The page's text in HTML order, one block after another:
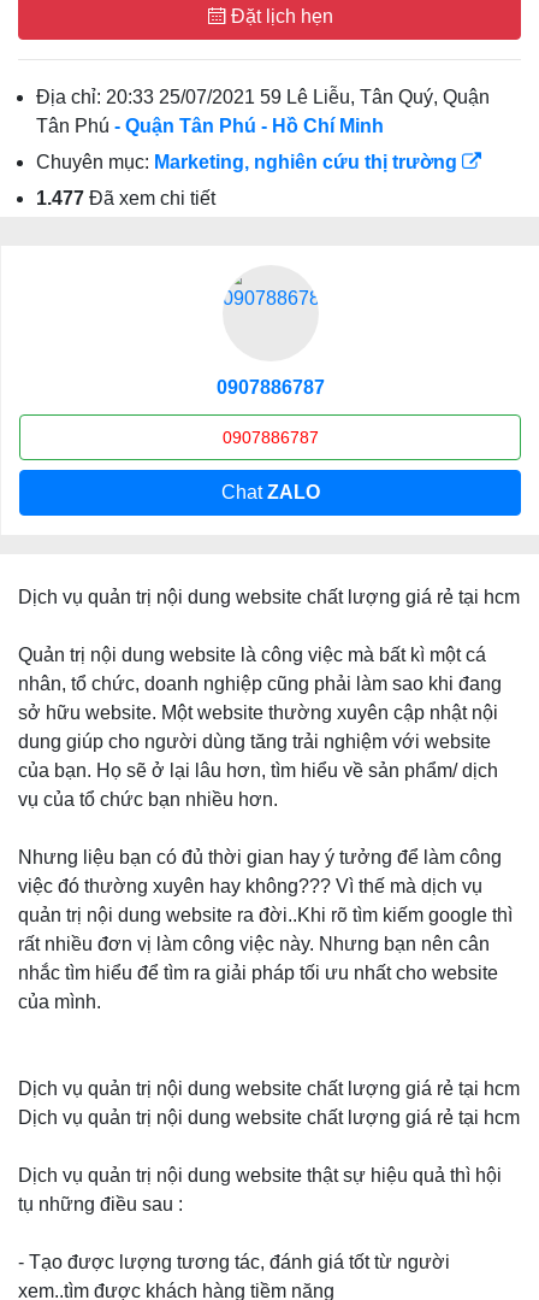
Đặt lịch hẹn
Địa chỉ: 20:33 25/07/2021 59 Lê Liễu, Tân Quý, Quận
Tân Phú - Quận Tân Phú - Hồ Chí Minh
Chuyên mục: Marketing, nghiên cứu thị trường
1.477 Đã xem chi tiết
0907886787
0907886787
ChatZALO
Dịch vụ quản trị nội dung website chất lượng giá rẻ tại hcm
Quản trị nội dung website là công việc mà bất kì một cá
nhân, tổ chức, doanh nghiệp cũng phải làm sao khi đang
sở hữu website. Một website thường xuyên cập nhật nội
dung giúp cho người dùng tăng trải nghiệm với website
của bạn. Họ sẽ ở lại lâu hơn, tìm hiểu về sản phẩm/ dịch
vụ của tổ chức bạn nhiều hơn.
Nhưng liệu bạn có đủ thời gian hay ý tưởng để làm công
việc đó thường xuyên hay không??? Vì thế mà dịch vụ
quản trị nội dung website ra đời..Khi rõ tìm kiếm google thì
rất nhiều đơn vị làm công việc này. Nhưng bạn nên cân
nhắc tìm hiểu để tìm ra giải pháp tối ưu nhất cho website
của mình.
Dịch vụ quản trị nội dung website chất lượng giá rẻ tại hcm
Dịch vụ quản trị nội dung website chất lượng giá rẻ tại hcm
Dịch vụ quản trị nội dung website thật sự hiệu quả thì hội
tụ những điều sau :
- Tạo được lượng tương tác, đánh giá tốt từ người
xem..tìm được khách hàng tiềm năng